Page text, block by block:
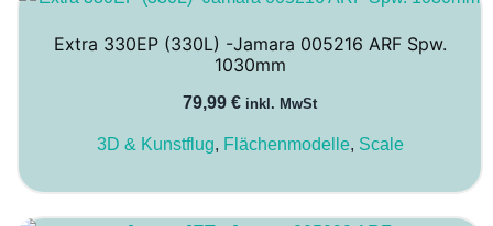
Extra 330EP (330L) -Jamara 005216 ARF Spw.
1030mm
79,99 € inkl. MwSt
3D & Kunstflug, Flächenmodelle, Scale